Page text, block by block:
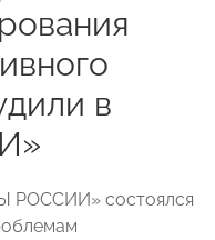
в
РОССИИ» состоялся